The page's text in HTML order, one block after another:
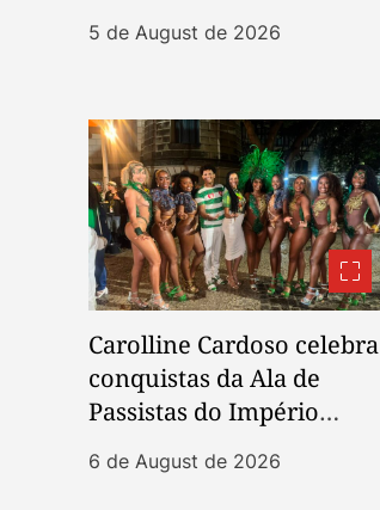
5 de August de 2026
Carolline Cardoso celebra
conquistas da Ala de
Passistas do Império
preparação para o
6 de August de 2026